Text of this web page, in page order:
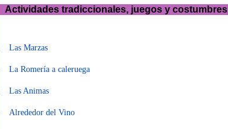
Actividades tradiccionales, juegos y costumbres
Las Marzas
La Romería a caleruega
Las Animas
Alrededor del Vino